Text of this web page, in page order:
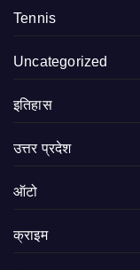
Tennis
Uncategorized
इतिहास
उत्तर प्रदेश
ऑटो
क्राइम